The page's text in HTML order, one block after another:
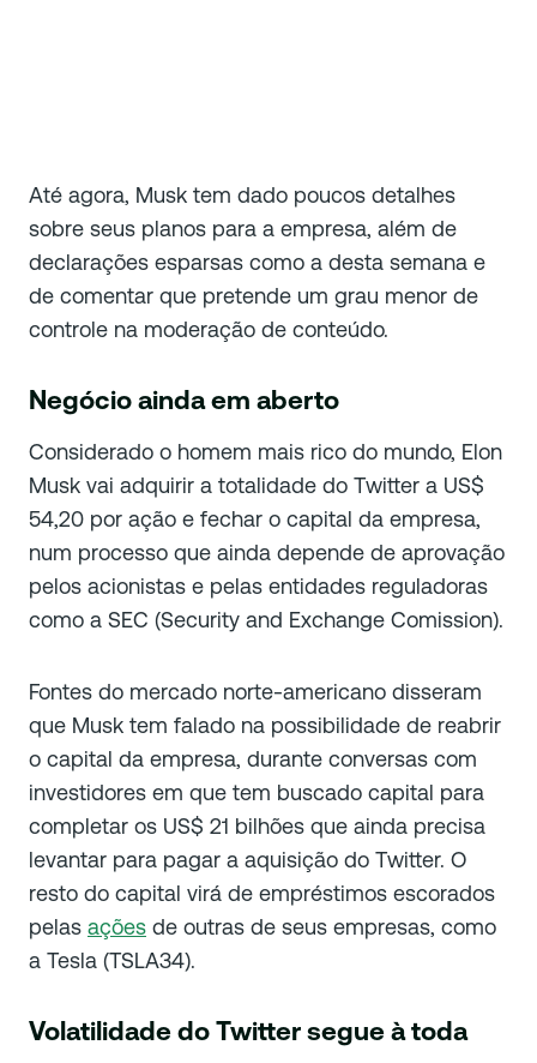
Até agora, Musk tem dado poucos detalhes
sobre seus planos para a empresa, além de
declarações esparsas como a desta semana e
de comentar que pretende um grau menor de
controle na moderação de conteúdo.
Negócio ainda em aberto
Considerado o homem mais rico do mundo, Elon
Musk vai adquirir a totalidade do Twitter a US$
54,20 por ação e fechar o capital da empresa,
num processo que ainda depende de aprovação
pelos acionistas e pelas entidades reguladoras
como a SEC (Security and Exchange Comission).
Fontes do mercado norte-americano disseram
que Musk tem falado na possibilidade de reabrir
o capital da empresa, durante conversas com
investidores em que tem buscado capital para
completar os US$ 21 bilhões que ainda precisa
levantar para pagar a aquisição do Twitter. O
resto do capital virá de empréstimos escorados
pelas ações de outras de seus empresas, como
a Tesla (TSLA34).
Volatilidade do Twitter segue à toda